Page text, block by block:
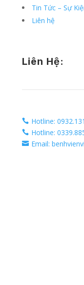
Tin Tức – Sự
Liên hệ
Liên Hệ:
 Hotline:
 Hotline:
 Email: